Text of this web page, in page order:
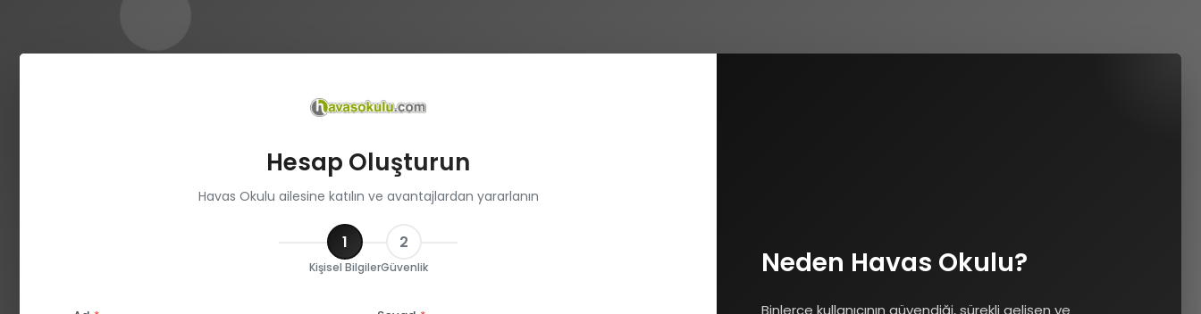
Hesap Oluşturun
Havas Okulu ailesine katılın ve avantajlardan yararlanın
1
Kişisel Bilgiler
2
Güvenlik Neden Havas Okulu?
Binlerce kullanıcının güvendiği, sürekli gelişen ve